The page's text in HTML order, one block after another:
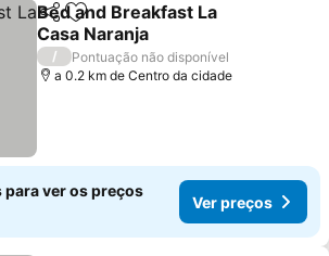
PartilharAdicionar aos favoritos
Bed and Breakfast La
Casa Naranja
Ver preços
/
Pontuação não disponível
a 0.2 km de Centro da cidade
para ver os preços
Ver preços